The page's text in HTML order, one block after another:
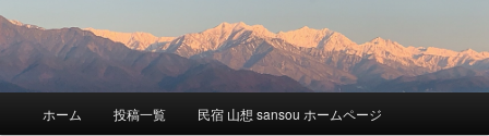
メ
ホーム 投稿一覧 民宿 山想 sansou ホームページ